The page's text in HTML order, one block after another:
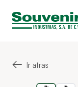
← Ir atras